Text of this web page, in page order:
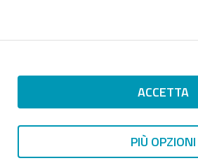
ACCETTA
PIÙ OPZIONI